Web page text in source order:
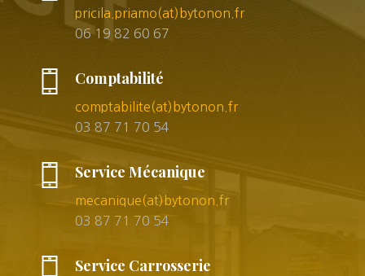
pricila.priamo(at)bytonon.fr
06 19 82 60 67
Comptabilité
comptabilite(at)bytonon.fr
03 87 71 70 54
Service Mécanique
mecanique(at)bytonon.fr
03 87 71 70 54
Service Carrosserie